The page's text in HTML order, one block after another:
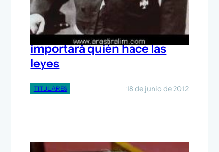
‘Dadme el control de la
moneda de un país y no me
importará quién hace las
leyes
TITULARES 18 de junio de 2012